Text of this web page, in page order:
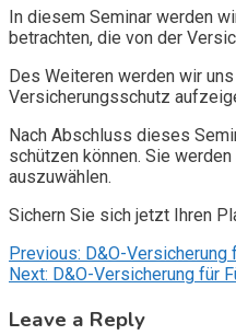
In diesem Seminar werden
betrachten, die von der
Des Weiteren werden wir
Versicherungsschutz
Nach Abschluss dieses
schützen können. Sie
auszuwählen.
Sichern Sie sich jetzt Ihren
Post
navigation
Previous: D&O-Versicherung
Next: D&O-Versicherung für
Leave a Reply